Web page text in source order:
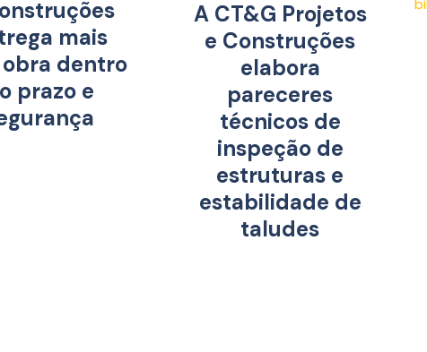
mais
dentro
prazo e
A CT&G Projetos
e Construções
elabora
pareceres
técnicos de
inspeção de
estruturas e
estabilidade de
taludes